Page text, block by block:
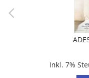
Inkl. 7%